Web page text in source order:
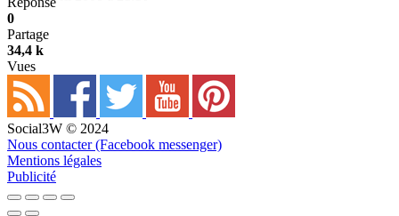
0
Partage
34,4 k
Vues
Social3W © 2024
Nous contacter (Facebook messenger)
Mentions légales
Publicité